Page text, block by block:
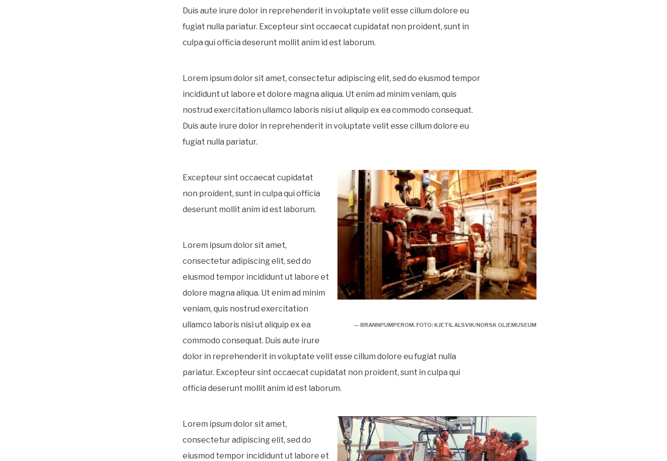
Duis aute irure dolor in reprehenderit in voluptate velit esse cillum dolore eu
fugiat nulla pariatur. Excepteur sint occaecat cupidatat non proident, sunt in
culpa qui officia deserunt mollit anim id est laborum.
Lorem ipsum dolor sit amet, consectetur adipiscing elit, sed do eiusmod tempor
incididunt ut labore et dolore magna aliqua. Ut enim ad minim veniam, quis
nostrud exercitation ullamco laboris nisi ut aliquip ex ea commodo consequat.
Duis aute irure dolor in reprehenderit in voluptate velit esse cillum dolore eu
fugiat nulla pariatur.
— BRANNPUMPEROM. FOTO: KJETIL ALSVIK/NORSK OLJEMUSEUM
Excepteur sint occaecat cupidatat
non proident, sunt in culpa qui officia
deserunt mollit anim id est laborum.
Lorem ipsum dolor sit amet,
consectetur adipiscing elit, sed do
eiusmod tempor incididunt ut labore et
dolore magna aliqua. Ut enim ad minim
veniam, quis nostrud exercitation
ullamco laboris nisi ut aliquip ex ea
commodo consequat. Duis aute irure
dolor in reprehenderit in voluptate velit esse cillum dolore eu fugiat nulla
pariatur. Excepteur sint occaecat cupidatat non proident, sunt in culpa qui
officia deserunt mollit anim id est laborum.
Lorem ipsum dolor sit amet,
consectetur adipiscing elit, sed do
eiusmod tempor incididunt ut labore et